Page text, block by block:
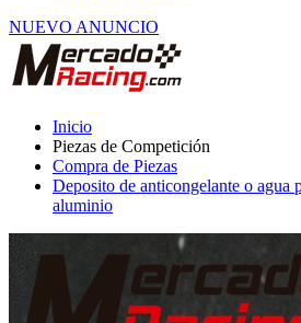
NUEVO ANUNCIO
Inicio
Piezas de Competición
Compra de Piezas
Deposito de anticongelante o agua
aluminio